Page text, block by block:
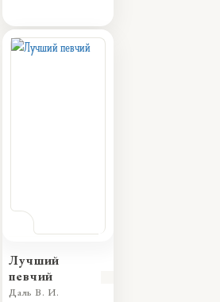
Лучший
певчий
Даль В. И.